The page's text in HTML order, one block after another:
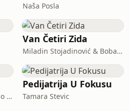
Naša Posla
Van Četiri Zida
Miladin Stojadinović & Boban Zlatanović
Infinity Lighthouse (Mihailo Stefanović, Ivan Nedeljković, Vanja Milićević, Srđan Erceg)
Pedijatrija U Fokusu
Tamara Stevic